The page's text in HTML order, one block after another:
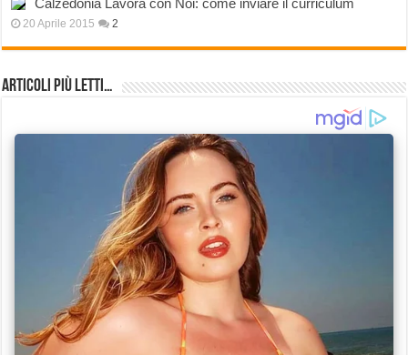
Calzedonia Lavora con Noi: come inviare il curriculum
20 Aprile 2015 2
Articoli più Letti…